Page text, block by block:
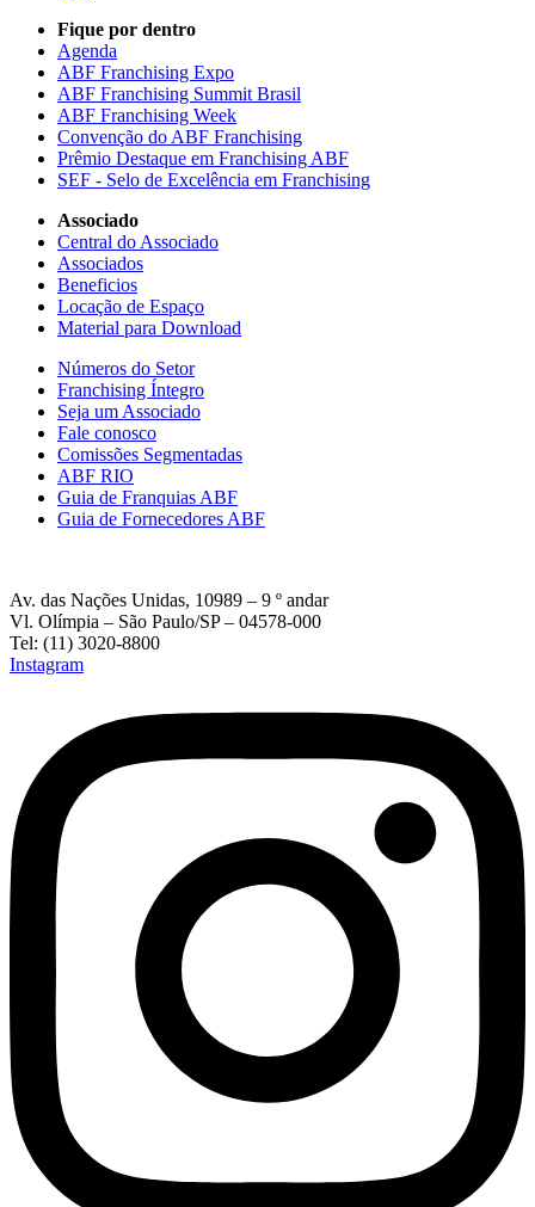
Fique por dentro
Agenda
ABF Franchising Expo
ABF Franchising Summit Brasil
ABF Franchising Week
Convenção do ABF Franchising
Prêmio Destaque em Franchising ABF
SEF - Selo de Excelência em Franchising
Associado
Central do Associado
Associados
Beneficios
Locação de Espaço
Material para Download
Números do Setor
Franchising Íntegro
Seja um Associado
Fale conosco
Comissões Segmentadas
ABF RIO
Guia de Franquias ABF
Guia de Fornecedores ABF
Av. das Nações Unidas, 10989 – 9 º andar
Vl. Olímpia – São Paulo/SP – 04578-000
Tel: (11) 3020-8800
Instagram